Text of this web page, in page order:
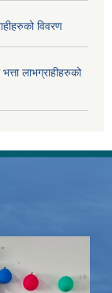
विवरण
लाभग्राहीहरुको